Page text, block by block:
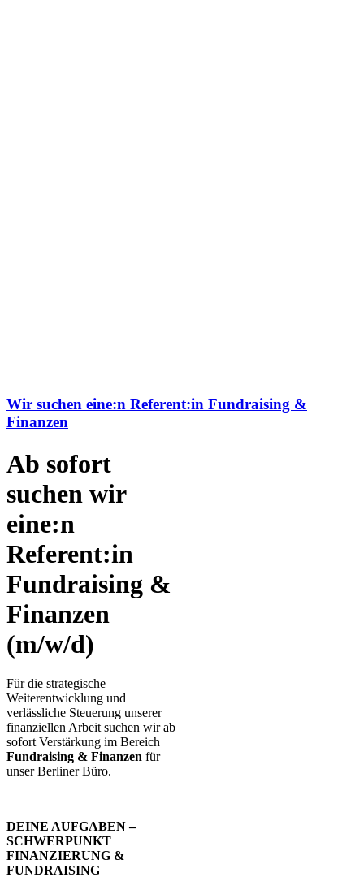
Wir suchen eine:n Referent:in Fundraising &
Finanzen
Ab sofort
suchen wir
eine:n
Referent:in
Fundraising &
Finanzen
(m/w/d)
Für die strategische
Weiterentwicklung und
verlässliche Steuerung unserer
finanziellen Arbeit suchen wir ab
sofort Verstärkung im Bereich
Fundraising & Finanzen für
unser Berliner Büro.
DEINE AUFGABEN –
SCHWERPUNKT
FINANZIERUNG &
FUNDRAISING